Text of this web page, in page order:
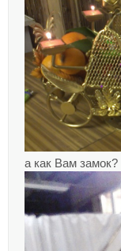
а как Вам замок?